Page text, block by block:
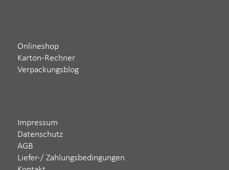
Onlineshop
Karton-Rechner
Verpackungsblog
Impressum
Datenschutz
AGB
Liefer-/ Zahlungsbedingungen